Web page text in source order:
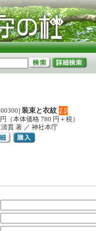
装束と衣紋
円（本体価格 780 円＋税）
貫 著 ／ 神社本庁